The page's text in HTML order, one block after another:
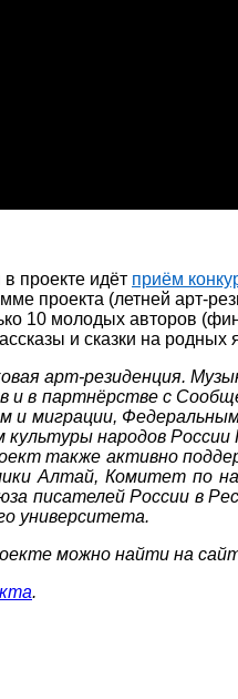
проекте идёт приём
проекта (летней арт-
10 молодых авторов
и сказки на родных
арт-резиденция.
и в партнёрстве с
и миграции,
народов
также активно
Алтай, Комитет по
писателей России в
университета.
можно найти на
.